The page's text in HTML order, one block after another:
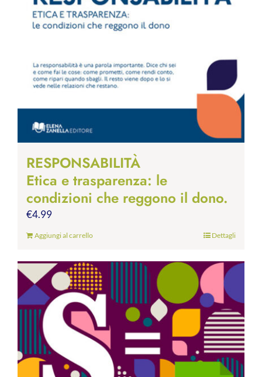
RESPONSABILITÀ
Etica e trasparenza: le
condizioni che reggono il dono.
€4.99
Aggiungi al carrello Dettagli